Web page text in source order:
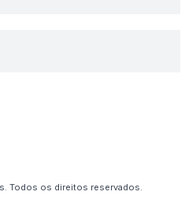
Todos os direitos reservados.